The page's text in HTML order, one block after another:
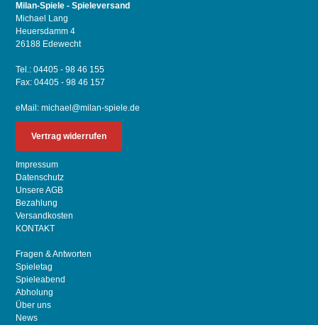
Milan-Spiele - Spieleversand
Michael Lang
Heuersdamm 4
26188 Edewecht
Tel.: 04405 - 98 46 155
Fax: 04405 - 98 46 157
eMail:michael@milan-spiele.de
Vertrag widerrufen
Impressum
Datenschutz
Unsere AGB
Bezahlung
Versandkosten
KONTAKT
Fragen & Antworten
Spieletag
Spieleabend
Abholung
Über uns
News